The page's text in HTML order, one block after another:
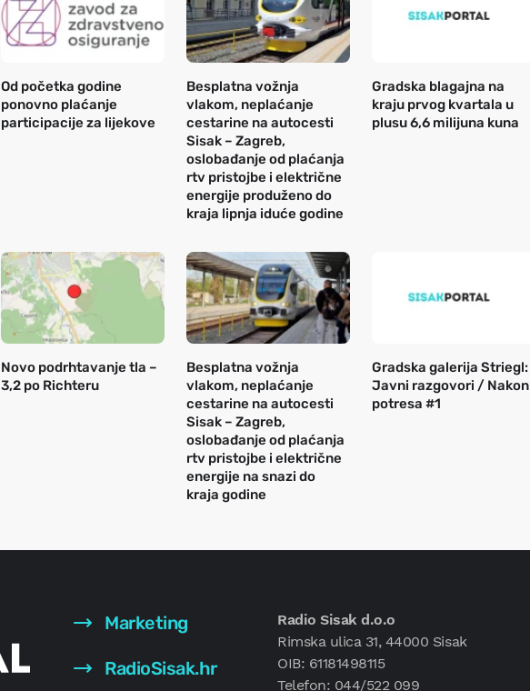
Od početka godine
ponovno plaćanje
participacije za lijekove
Besplatna vožnja
vlakom, neplaćanje
cestarine na autocesti
Sisak – Zagreb,
oslobađanje od plaćanja
rtv pristojbe i električne
energije produženo do
kraja lipnja iduće godine
Gradska blagajna na
kraju prvog kvartala u
plusu 6,6 milijuna kuna
Novo podrhtavanje tla –
3,2 po Richteru
Besplatna vožnja
vlakom, neplaćanje
cestarine na autocesti
Sisak – Zagreb,
oslobađanje od plaćanja
rtv pristojbe i električne
energije na snazi do
kraja godine
Gradska galerija Striegl:
Javni razgovori / Nakon
potresa #1
Marketing
RadioSisak.hr
Radio Sisak d.o.o
Rimska ulica 31, 44000 Sisak
OIB: 61181498115
Telefon: 044/522 099